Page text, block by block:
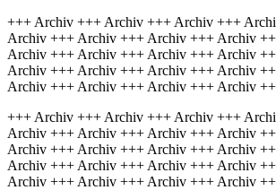
+++ Archiv +++ Archiv +++ Archiv +++
Archiv +++ Archiv +++ Archiv +++ Archiv
Archiv +++ Archiv +++ Archiv +++ Archiv
Archiv +++ Archiv +++ Archiv +++ Archiv
Archiv +++ Archiv +++ Archiv +++ Archiv
+++ Archiv +++ Archiv +++ Archiv +++
Archiv +++ Archiv +++ Archiv +++ Archiv
Archiv +++ Archiv +++ Archiv +++ Archiv
Archiv +++ Archiv +++ Archiv +++ Archiv
Archiv +++ Archiv +++ Archiv +++ Archiv